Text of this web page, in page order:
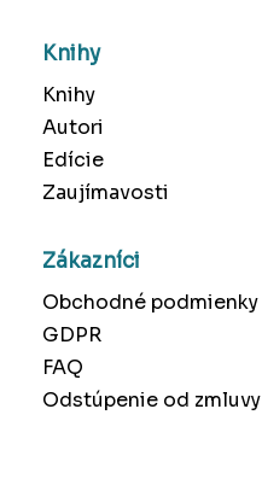
Knihy
Knihy
Autori
Edície
Zaujímavosti
Zákazníci
Obchodné podmienky
GDPR
FAQ
Odstúpenie od zmluvy